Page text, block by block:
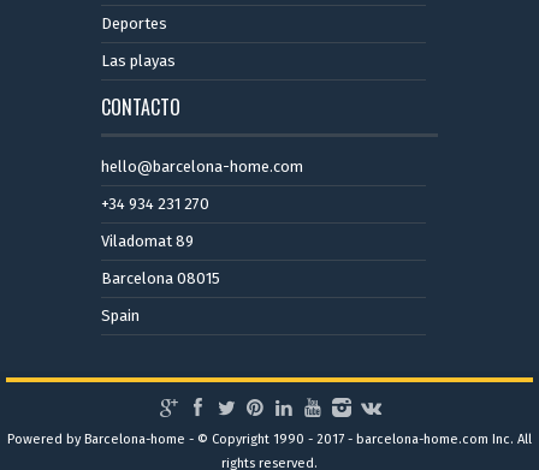
Deportes
Las playas
CONTACTO
hello@barcelona-home.com
+34 934 231 270
Viladomat 89
Barcelona 08015
Spain
Powered by Barcelona-home - © Copyright 1990 - 2017 - barcelona-home.com Inc. All
rights reserved.